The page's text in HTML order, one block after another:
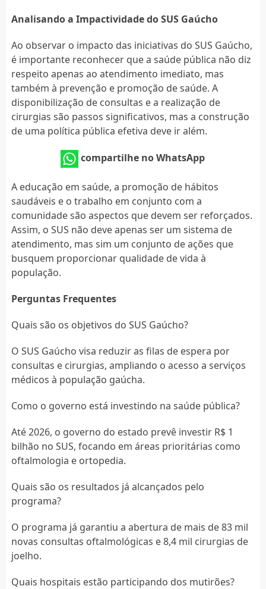
Analisando a Impactividade do SUS Gaúcho
Ao observar o impacto das iniciativas do SUS Gaúcho,
é importante reconhecer que a saúde pública não diz
respeito apenas ao atendimento imediato, mas
também à prevenção e promoção de saúde. A
disponibilização de consultas e a realização de
cirurgias são passos significativos, mas a construção
de uma política pública efetiva deve ir além.
compartilhe no WhatsApp
A educação em saúde, a promoção de hábitos
saudáveis e o trabalho em conjunto com a
comunidade são aspectos que devem ser reforçados.
Assim, o SUS não deve apenas ser um sistema de
atendimento, mas sim um conjunto de ações que
busquem proporcionar qualidade de vida à
população.
Perguntas Frequentes
Quais são os objetivos do SUS Gaúcho?
O SUS Gaúcho visa reduzir as filas de espera por
consultas e cirurgias, ampliando o acesso a serviços
médicos à população gaúcha.
Como o governo está investindo na saúde pública?
Até 2026, o governo do estado prevê investir R$ 1
bilhão no SUS, focando em áreas prioritárias como
oftalmologia e ortopedia.
Quais são os resultados já alcançados pelo
programa?
O programa já garantiu a abertura de mais de 83 mil
novas consultas oftalmológicas e 8,4 mil cirurgias de
joelho.
Quais hospitais estão participando dos mutirões?